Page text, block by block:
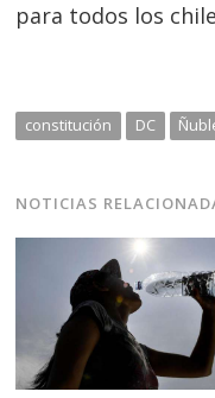
para todos los
constitución DC
NOTICIAS